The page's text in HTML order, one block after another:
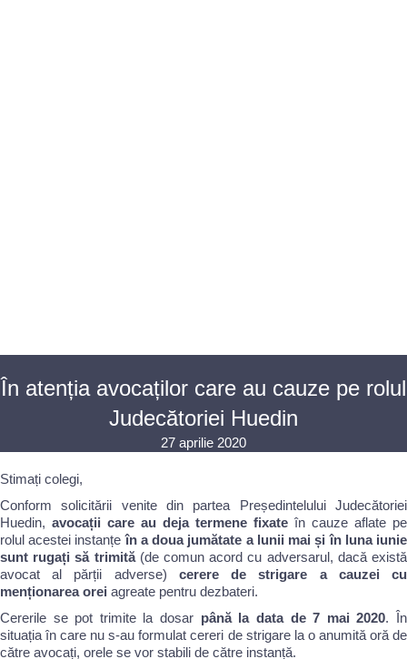
În atenția avocaților care au cauze pe rolul
Judecătoriei Huedin
27 aprilie 2020
Stimați colegi,
Conform solicitării venite din partea Președintelului Judecătoriei
Huedin, avocații care au deja termene fixate în cauze aflate pe
rolul acestei instanțeîn a doua jumătate a lunii mai și în luna iunie
sunt rugați să trimită(de comun acord cu adversarul, dacă există
avocat al părții adverse) cerere de strigare a cauzei cu
menționarea orei agreate pentru dezbateri.
Cererile se pot trimite la dosar până la data de 7 mai 2020. În
situația în care nu s-au formulat cereri de strigare la o anumită oră de
către avocați, orele se vor stabili de către instanță.